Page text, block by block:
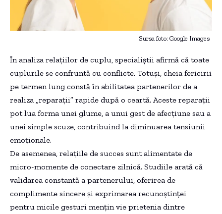
Sursa foto: Google Images
În analiza relațiilor de cuplu, specialiștii afirmă că toate
cuplurile se confruntă cu conflicte. Totuși, cheia fericirii
pe termen lung constă în abilitatea partenerilor de a
realiza „reparații” rapide după o ceartă. Aceste reparații
pot lua forma unei glume, a unui gest de afecțiune sau a
unei simple scuze, contribuind la diminuarea tensiunii
emoționale.
De asemenea, relațiile de succes sunt alimentate de
micro-momente de conectare zilnică. Studiile arată că
validarea constantă a partenerului, oferirea de
complimente sincere și exprimarea recunoștinței
pentru micile gesturi mențin vie prietenia dintre